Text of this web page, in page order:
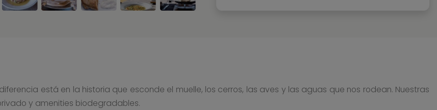
está en la historia que esconde el muelle, los cerros, las aves y las aguas que nos rodean. Nuestras
y amenities biodegradables.